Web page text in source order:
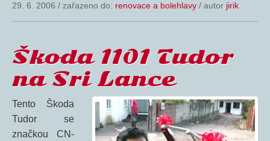
29. 6. 2006 / zařazeno do: renovace a bolehlavy / autor jirik
Škoda 1101 Tudor
na Sri Lance
Tento Škoda
Tudor se
značkou CN-